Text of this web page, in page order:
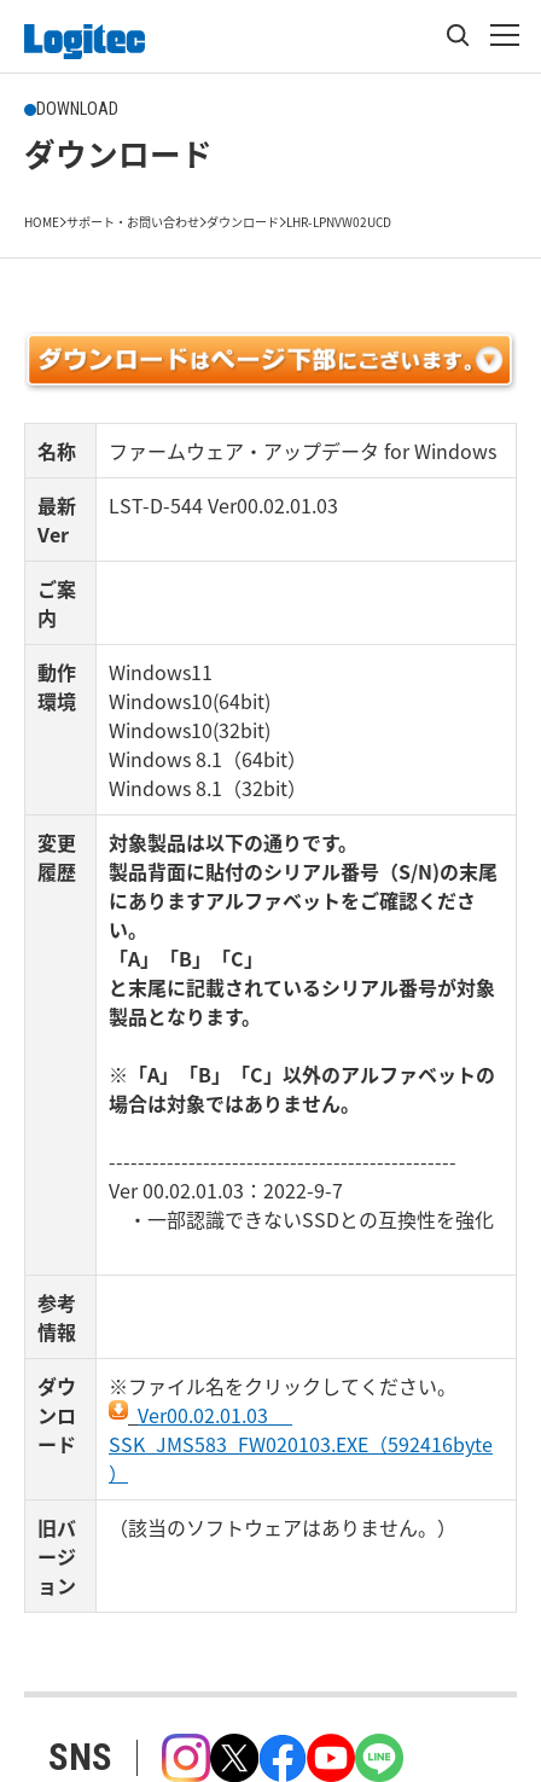
DOWNLOAD
ダウンロード
HOME サポート・お問い合わせ ダウンロード LHR-LPNVW02UCD
名称
ファームウェア・アップデータ for Windows
最新
Ver
LST-D-544 Ver00.02.01.03
ご案
内
動作
環境
Windows11
Windows10(64bit)
Windows10(32bit)
Windows 8.1（64bit）
Windows 8.1（32bit）
変更
履歴
対象製品は以下の通りです。
製品背面に貼付のシリアル番号（S/N)の末尾
にありますアルファベットをご確認くださ
い。
「A」「B」「C」
と末尾に記載されているシリアル番号が対象
製品となります。
※「A」「B」「C」以外のアルファベットの
場合は対象ではありません。
------------------------------------------------
Ver 00.02.01.03：2022-9-7
・一部認識できないSSDとの互換性を強化
参考
情報
ダウ
ンロ
ード
※ファイル名をクリックしてください。
Ver00.02.01.03
SSK_JMS583_FW020103.EXE（592416byte
）
旧バ
ージ
ョン
（該当のソフトウェアはありません。）
SNS